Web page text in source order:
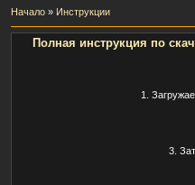
Начало » Инструкции
Полная инструкция по
1.
3.